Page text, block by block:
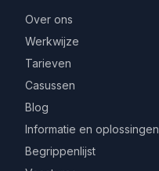
Over ons
Werkwijze
Tarieven
Casussen
Blog
Informatie en oplossingen
Begrippenlijst